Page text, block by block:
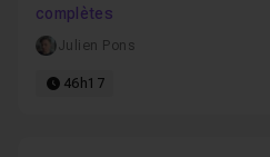
complètes
Julien Pons
46h17